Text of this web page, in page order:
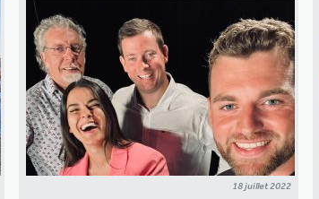
18 juillet 2022